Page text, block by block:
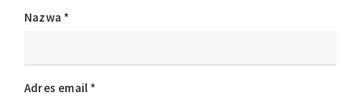
Nazwa *
Adres email *